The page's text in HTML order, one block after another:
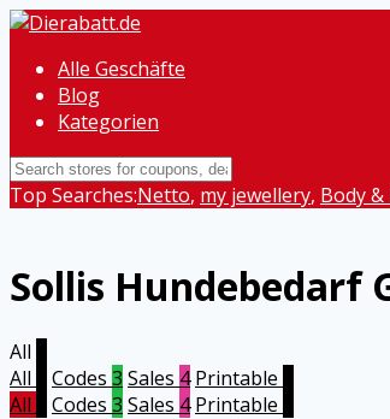
Alle Geschäfte
Blog
Kategorien
Top Searches:Netto, my jewellery, Body &
Sollis Hundebedarf
All
All
Codes 3 Sales 4 Printable
All
Codes 3 Sales 4 Printable